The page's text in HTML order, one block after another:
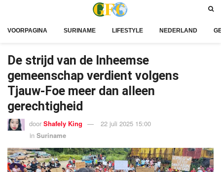
VOORPAGINA SURINAME LIFESTYLE NEDERLAND
De strijd van de Inheemse
gemeenschap verdient volgens
Tjauw-Foe meer dan alleen
gerechtigheid
door Shafely King
22 juli 2025 15:00
in Suriname